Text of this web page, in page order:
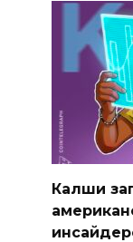
Калши